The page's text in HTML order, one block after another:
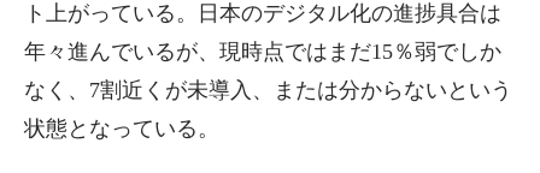
ト上がっている。日本のデジタル化の進捗具合は
年々進んでいるが、現時点ではまだ15％弱でしか
なく、7割近くが未導入、または分からないという
状態となっている。